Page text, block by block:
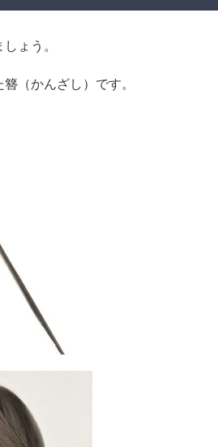
ょう。
（かんざし）です。